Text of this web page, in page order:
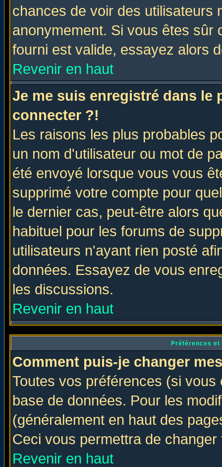
chances de voir des utilisateurs
anonymement. Si vous êtes sûr
fourni est valide, essayez alors
Revenir en haut
Je me suis enregistré dans le
connecter ?!
Les raisons les plus probables
un nom d'utilisateur ou mot de
été envoyé lorsque vous vous
supprimé votre compte pour
le dernier cas, peut-être alors
habituel pour les forums de
utilisateurs n'ayant rien posté
données. Essayez de vous
les discussions.
Revenir en haut
Préférences
Comment puis-je changer
Toutes vos préférences (si
base de données. Pour les
(généralement en haut des
Ceci vous permettra de
Revenir en haut